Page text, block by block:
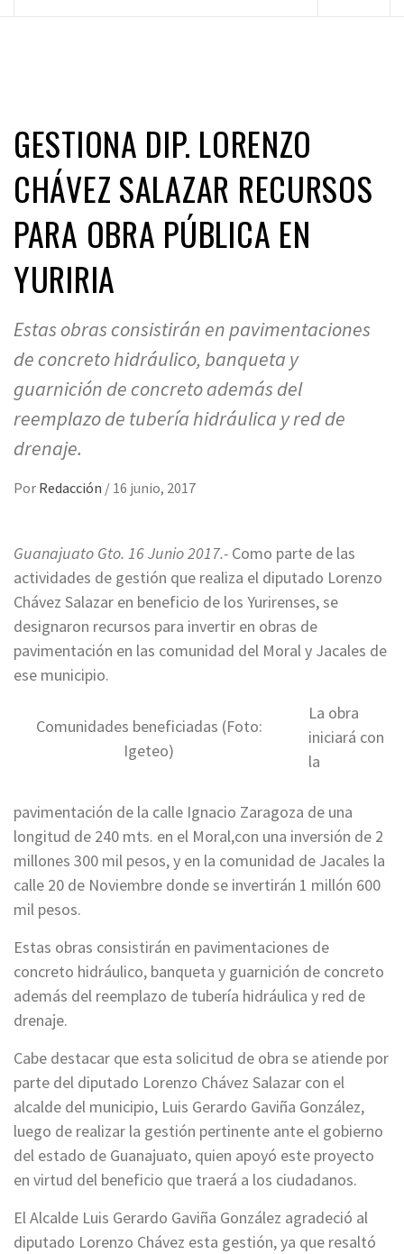
GESTIONA DIP. LORENZO
CHÁVEZ SALAZAR RECURSOS
PARA OBRA PÚBLICA EN
YURIRIA
Estas obras consistirán en pavimentaciones
de concreto hidráulico, banqueta y
guarnición de concreto además del
reemplazo de tubería hidráulica y red de
drenaje.
Por Redacción / 16 junio, 2017
Guanajuato Gto. 16 Junio 2017.- Como parte de las
actividades de gestión que realiza el diputado Lorenzo
Chávez Salazar en beneficio de los Yurirenses, se
designaron recursos para invertir en obras de
pavimentación en las comunidad del Moral y Jacales de
ese municipio.
Comunidades beneficiadas (Foto:
Igeteo)
La obra
iniciará con
la
pavimentación de la calle Ignacio Zaragoza de una
longitud de 240 mts. en el Moral,con una inversión de 2
millones 300 mil pesos, y en la comunidad de Jacales la
calle 20 de Noviembre donde se invertirán 1 millón 600
mil pesos.
Estas obras consistirán en pavimentaciones de
concreto hidráulico, banqueta y guarnición de concreto
además del reemplazo de tubería hidráulica y red de
drenaje.
Cabe destacar que esta solicitud de obra se atiende por
parte del diputado Lorenzo Chávez Salazar con el
alcalde del municipio, Luis Gerardo Gaviña González,
luego de realizar la gestión pertinente ante el gobierno
del estado de Guanajuato, quien apoyó este proyecto
en virtud del beneficio que traerá a los ciudadanos.
El Alcalde Luis Gerardo Gaviña González agradeció al
diputado Lorenzo Chávez esta gestión, ya que resaltó